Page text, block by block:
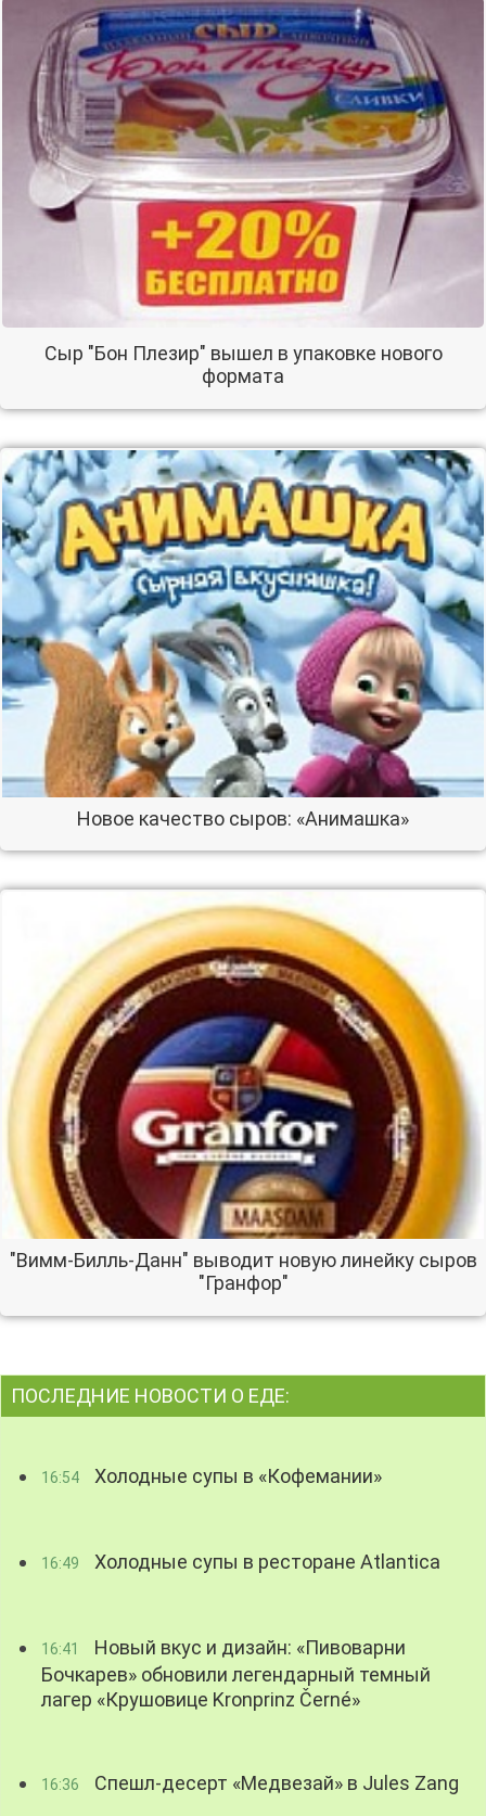
Сыр "Бон Плезир" вышел в упаковке нового
формата
Новое качество сыров: «Анимашка»
"Вимм-Билль-Данн" выводит новую линейку сыров
"Гранфор"
ПОСЛЕДНИЕ НОВОСТИ О ЕДЕ:
16:54 Холодные супы в «Кофемании»
16:49 Холодные супы в ресторане Atlantica
16:41
Новый вкус и дизайн: «Пивоварни
Бочкарев» обновили легендарный темный
лагер «Крушовице Kronprinz Černé»
16:36 Спешл-десерт «Медвезай» в Jules Zang